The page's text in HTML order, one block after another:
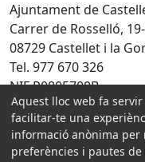
Ajuntament de
Carrer de Rosselló,
08729 Castellet i la
Tel. 977 670 326
NIF P0805700B
Amb la col·laboració
Aquest lloc web fa
facilitar-te una
informació anònima per
preferències i pautes